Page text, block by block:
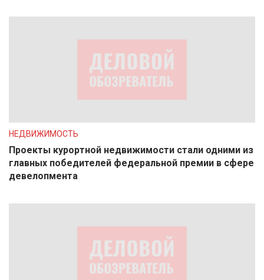
НЕДВИЖИМОСТЬ
Проекты курортной недвижимости стали одними из
главных победителей федеральной премии в сфере
девелопмента